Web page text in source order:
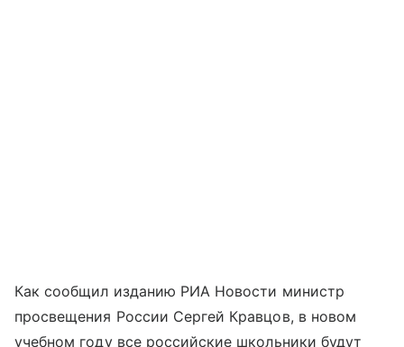
Как сообщил изданию РИА Новости министр
просвещения России Сергей Кравцов, в новом
учебном году все российские школьники будут